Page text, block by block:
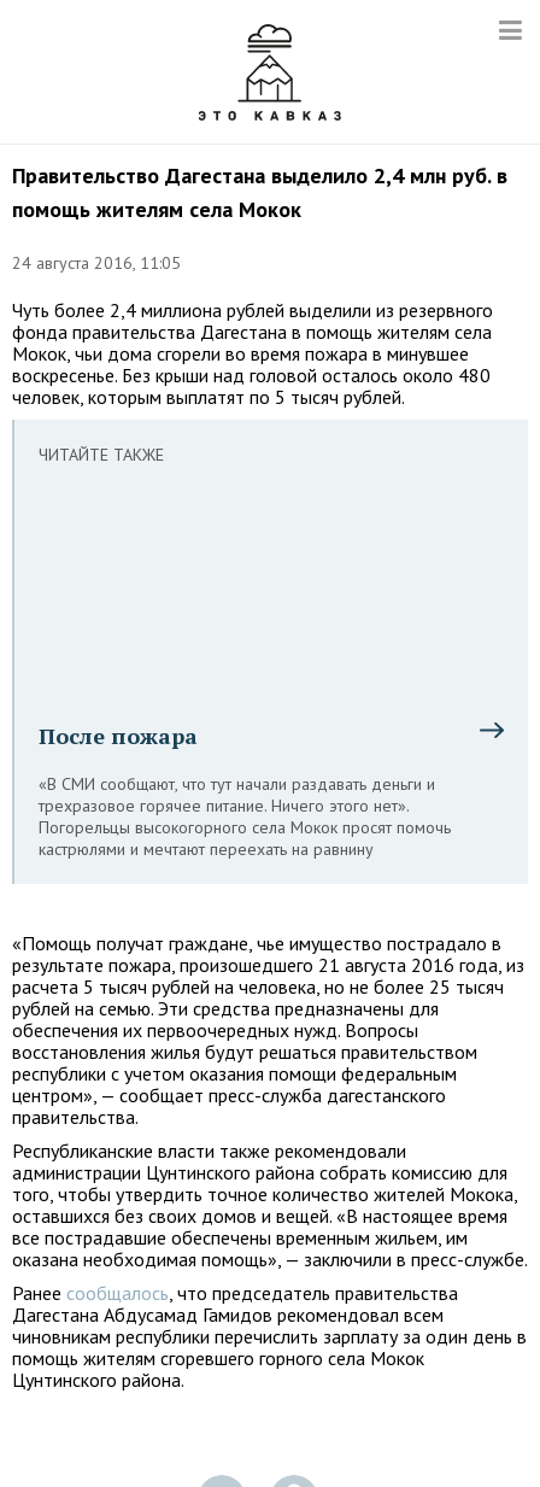
Правительство Дагестана выделило 2,4 млн руб. в
помощь жителям села Мокок
24 августа 2016, 11:05
Чуть более 2,4 миллиона рублей выделили из резервного
фонда правительства Дагестана в помощь жителям села
Мокок, чьи дома сгорели во время пожара в минувшее
воскресенье. Без крыши над головой осталось около 480
человек, которым выплатят по 5 тысяч рублей.
ЧИТАЙТЕ ТАКЖЕ
После пожара
«В СМИ сообщают, что тут начали раздавать деньги и
трехразовое горячее питание. Ничего этого нет».
Погорельцы высокогорного села Мокок просят помочь
кастрюлями и мечтают переехать на равнину
«Помощь получат граждане, чье имущество пострадало в
результате пожара, произошедшего 21 августа 2016 года, из
расчета 5 тысяч рублей на человека, но не более 25 тысяч
рублей на семью. Эти средства предназначены для
обеспечения их первоочередных нужд. Вопросы
восстановления жилья будут решаться правительством
республики с учетом оказания помощи федеральным
центром», — сообщает пресс-служба дагестанского
правительства.
Республиканские власти также рекомендовали
администрации Цунтинского района собрать комиссию для
того, чтобы утвердить точное количество жителей Мокока,
оставшихся без своих домов и вещей. «В настоящее время
все пострадавшие обеспечены временным жильем, им
оказана необходимая помощь», — заключили в пресс-службе.
Ранее сообщалось, что председатель правительства
Дагестана Абдусамад Гамидов рекомендовал всем
чиновникам республики перечислить зарплату за один день в
помощь жителям сгоревшего горного села Мокок
Цунтинского района.